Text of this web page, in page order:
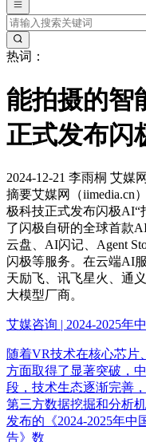
热词：
能拍摄的智
正式发布闪
2024-12-21 李雨桐 艾媒网
摘要艾媒网（iimedia.cn
极科技正式发布闪极AI“
了闪极自研的全球首款
云盘、AI闪记、Agent
闪极等服务。在云端AI
天励飞、讯飞星火、通
大模型厂商。
艾媒咨询 | 2024-2025年
随着VR技术在核心芯片
方面取得了显著突破，
段，技术生态逐渐完善
第三方数据挖掘和分析
发布的《2024-2025年
告》数